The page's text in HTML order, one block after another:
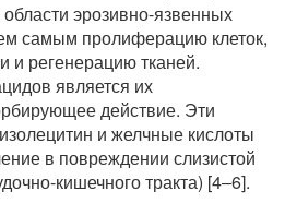
эрозивно-язвенных
самым пролиферацию клеток,
и регенерацию тканей.
является их
действие. Эти
и желчные кислоты
в повреждении слизистой
кишечного тракта) [4‒6].